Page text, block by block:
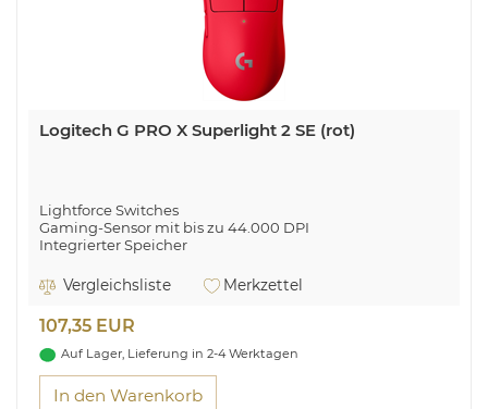
Logitech G PRO X Superlight 2 SE (rot)
Lightforce Switches
Gaming-Sensor mit bis zu 44.000 DPI
Integrierter Speicher
8.000 Hz
Akkulaufzeit bis zu 88 Stunden bei ständiger Bewegung
Vergleichsliste Merkzettel
107,35 EUR
Auf Lager, Lieferung in 2-4 Werktagen
In den Warenkorb